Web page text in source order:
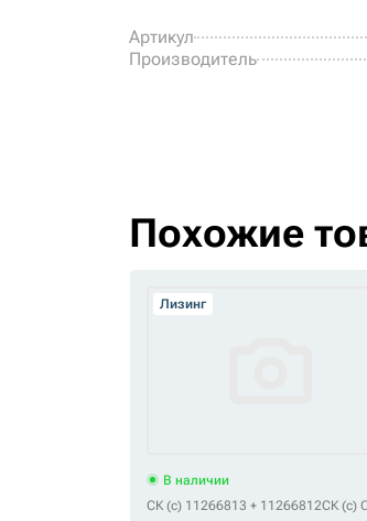
Артикул
Производитель
Похожие
Лизинг
В наличии
СК (c) 11266813 + 11266812СК (c)